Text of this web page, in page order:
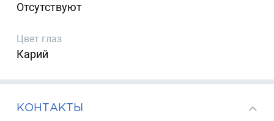
Отсутствуют
Цвет глаз
Карий
КОНТАКТЫ